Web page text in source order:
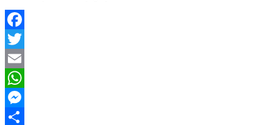
Facebook
Twitter
Email
WhatsApp
Messenger